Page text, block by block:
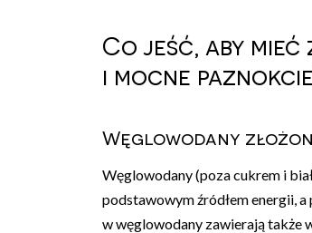
Co jeść, aby
i mocne
Węglowodany
Węglowodany (poza cukrem i
podstawowym źródłem energii,
w węglowodany zawierają także